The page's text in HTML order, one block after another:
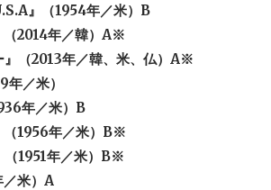
』（1954年／米）B
（2014年／韓）A※
』（2013年／韓、米、仏）A※
／米）
年／米）B
（1956年／米）B※
（1951年／米）B※
米）A